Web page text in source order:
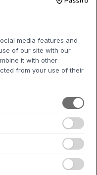
media features and
of our site with our
it with other
from your use of their